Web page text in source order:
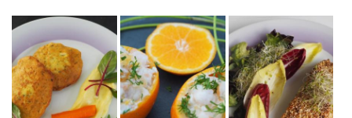
Konkursy
Recenzje
Studniówka